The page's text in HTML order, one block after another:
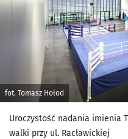
fot. Tomasz Hołod
Uroczystość nadania imienia
walki przy ul. Racławickiej